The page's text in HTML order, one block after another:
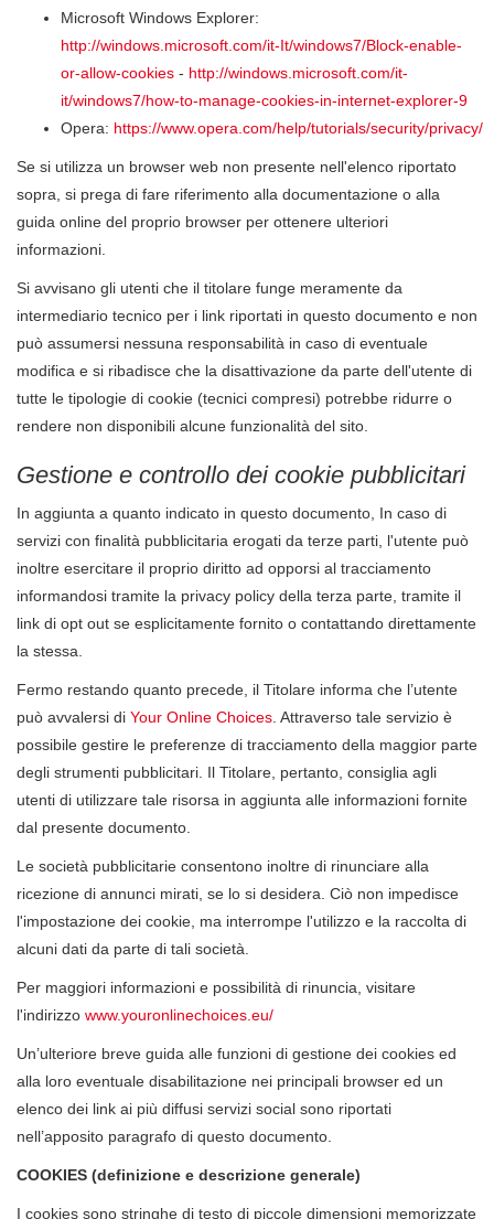
Microsoft Windows Explorer:
http://windows.microsoft.com/it-It/windows7/Block-enable-
or-allow-cookies - http://windows.microsoft.com/it-
it/windows7/how-to-manage-cookies-in-internet-explorer-9
Opera: https://www.opera.com/help/tutorials/security/privacy/
Se si utilizza un browser web non presente nell'elenco riportato
sopra, si prega di fare riferimento alla documentazione o alla
guida online del proprio browser per ottenere ulteriori
informazioni.
Si avvisano gli utenti che il titolare funge meramente da
intermediario tecnico per i link riportati in questo documento e non
può assumersi nessuna responsabilità in caso di eventuale
modifica e si ribadisce che la disattivazione da parte dell'utente di
tutte le tipologie di cookie (tecnici compresi) potrebbe ridurre o
rendere non disponibili alcune funzionalità del sito.
Gestione e controllo dei cookie pubblicitari
In aggiunta a quanto indicato in questo documento, In caso di
servizi con finalità pubblicitaria erogati da terze parti, l'utente può
inoltre esercitare il proprio diritto ad opporsi al tracciamento
informandosi tramite la privacy policy della terza parte, tramite il
link di opt out se esplicitamente fornito o contattando direttamente
la stessa.
Fermo restando quanto precede, il Titolare informa che l’utente
può avvalersi di Your Online Choices . Attraverso tale servizio è
possibile gestire le preferenze di tracciamento della maggior parte
degli strumenti pubblicitari. Il Titolare, pertanto, consiglia agli
utenti di utilizzare tale risorsa in aggiunta alle informazioni fornite
dal presente documento.
Le società pubblicitarie consentono inoltre di rinunciare alla
ricezione di annunci mirati, se lo si desidera. Ciò non impedisce
l'impostazione dei cookie, ma interrompe l'utilizzo e la raccolta di
alcuni dati da parte di tali società.
Per maggiori informazioni e possibilità di rinuncia, visitare
l'indirizzo www.youronlinechoices.eu/
Un’ulteriore breve guida alle funzioni di gestione dei cookies ed
alla loro eventuale disabilitazione nei principali browser ed un
elenco dei link ai più diffusi servizi social sono riportati
nell’apposito paragrafo di questo documento.
COOKIES (definizione e descrizione generale)
I cookies sono stringhe di testo di piccole dimensioni memorizzate